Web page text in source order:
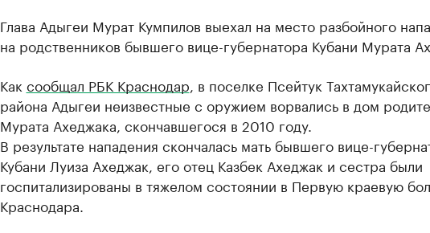
Глава Адыгеи Мурат Кумпилов выехал на место разбойного
на родственников бывшего вице-губернатора Кубани Мурата
Как сообщал РБК Краснодар , в поселке Псейтук
района Адыгеи неизвестные с оружием ворвались в дом
Мурата Ахеджака, скончавшегося в 2010 году.
В результате нападения скончалась мать бывшего вице-
Кубани Луиза Ахеджак, его отец Казбек Ахеджак и сестра были
госпитализированы в тяжелом состоянии в Первую краевую
Краснодара.